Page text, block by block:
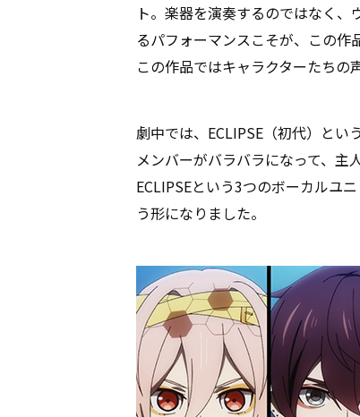
ト。楽器を演奏するのではなく
るパフォーマンスこそが、この作
この作品ではキャラクターたちの
劇中では、ECLIPSE（初代）と
メンバーがバラバラになって、
ECLIPSEという3つのボーカルユ
う形になりました。